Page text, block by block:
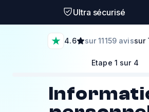
Ultra sécurisé
4.6 sur 11159 avissur
Etape 1 sur 4